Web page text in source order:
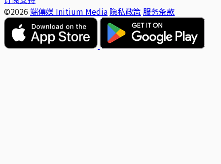
©2026 端傳媒 Initium Media 隐私政策 服务条款